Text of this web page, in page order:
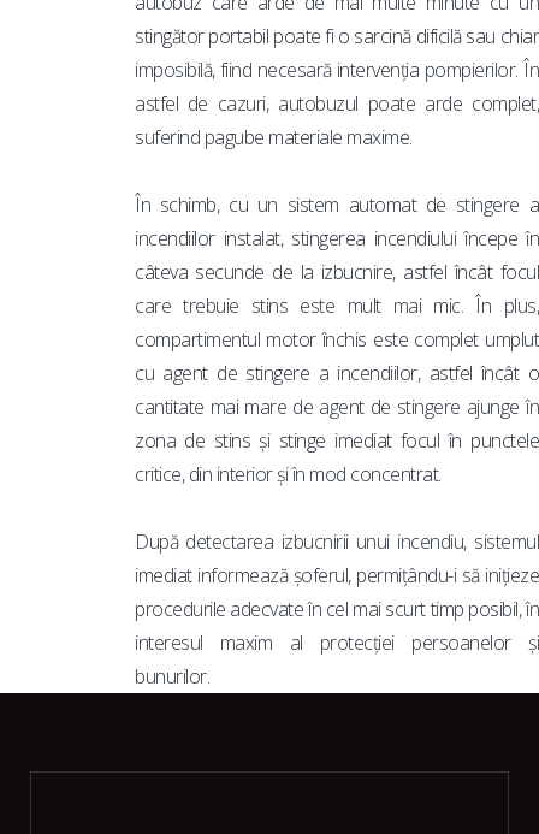
stingător portabil poate fi o sarcină dificilă sau chiar
imposibilă, fiind necesară intervenția pompierilor. În
astfel de cazuri, autobuzul poate arde complet,
suferind pagube materiale maxime.
În schimb, cu un sistem automat de stingere a
incendiilor instalat, stingerea incendiului începe în
câteva secunde de la izbucnire, astfel încât focul
care trebuie stins este mult mai mic. În plus,
compartimentul motor închis este complet umplut
cu agent de stingere a incendiilor, astfel încât o
cantitate mai mare de agent de stingere ajunge în
zona de stins și stinge imediat focul în punctele
critice, din interior și în mod concentrat.
După detectarea izbucnirii unui incendiu, sistemul
imediat informează șoferul, permițându-i să inițieze
procedurile adecvate în cel mai scurt timp posibil, în
interesul maxim al protecției persoanelor și
bunurilor.